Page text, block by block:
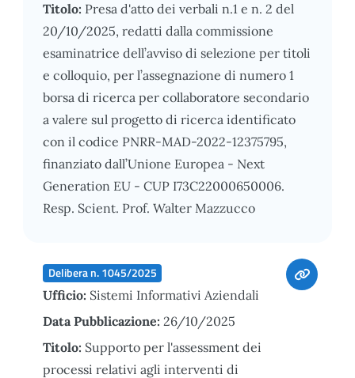
Titolo: Presa d'atto dei verbali n.1 e n. 2 del
20/10/2025, redatti dalla commissione
esaminatrice dell’avviso di selezione per titoli
e colloquio, per l’assegnazione di numero 1
borsa di ricerca per collaboratore secondario
a valere sul progetto di ricerca identificato
con il codice PNRR-MAD-2022-12375795,
finanziato dall’Unione Europea - Next
Generation EU - CUP I73C22000650006.
Resp. Scient. Prof. Walter Mazzucco
Delibera n. 1045/2025
Ufficio: Sistemi Informativi Aziendali
Data Pubblicazione: 26/10/2025
Titolo: Supporto per l'assessment dei
processi relativi agli interventi di